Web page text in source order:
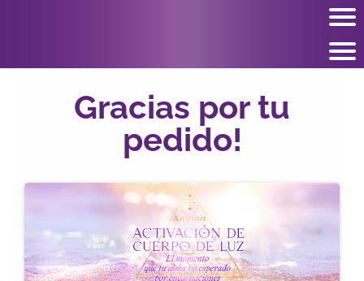
Gracias por tu
pedido!